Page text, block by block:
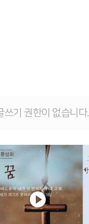
쓰기 권한이 없습니다.